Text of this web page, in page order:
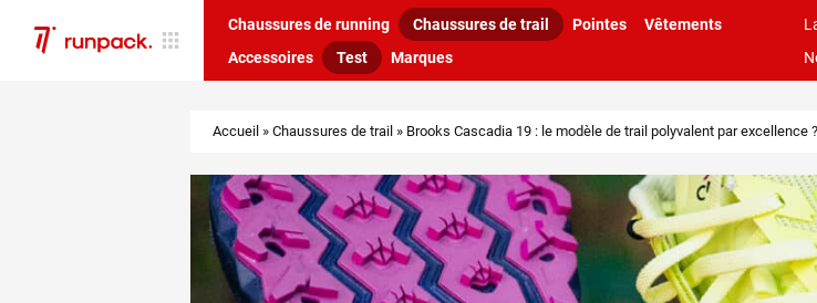
Chaussures de running Chaussures de trail Pointes
Vêtements
Accessoires
Test Marques
Accueil » Chaussures de trail » Brooks Cascadia 19 : le modèle de trail polyvalent par excellence ?